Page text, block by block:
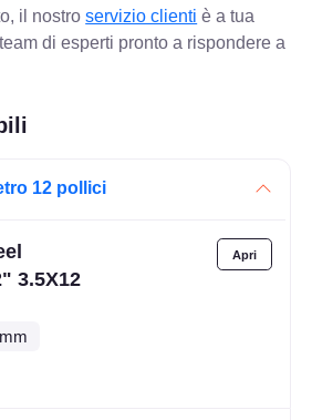
il nostroservizio clienti è a tua
di esperti pronto a rispondere a
12 pollici
3.5X12